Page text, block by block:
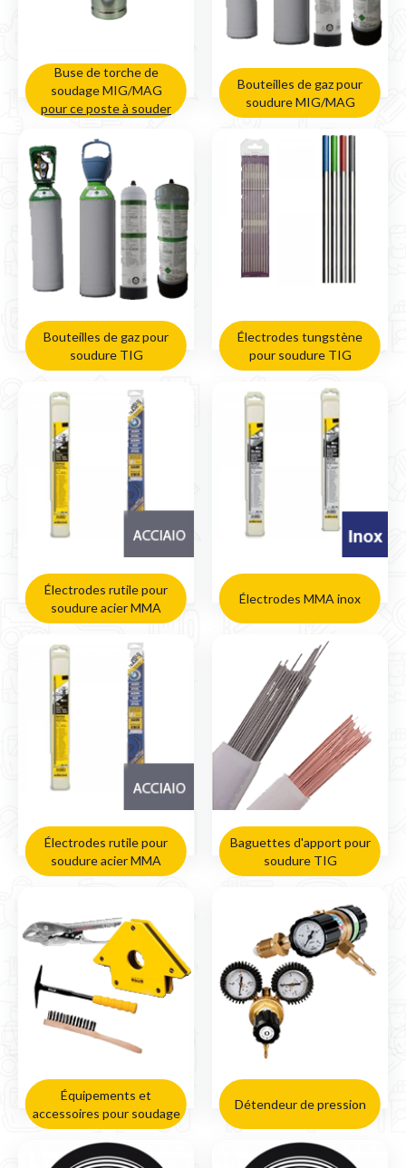
Buse de torche de
soudage MIG/MAG
pour ce poste à souder
Bouteilles de gaz pour
soudure MIG/MAG
Bouteilles de gaz pour
soudure TIG
Électrodes tungstène
pour soudure TIG
Électrodes rutile pour
soudure acier MMA
Électrodes MMA inox
Électrodes rutile pour
soudure acier MMA
Baguettes d'apport pour
soudure TIG
Équipements et
accessoires pour soudage
Détendeur de pression